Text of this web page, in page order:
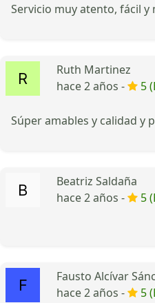
Servicio muy atento, fácil y
Ruth Martinez
hace 2 años -
5
Súper amables y calidad y
Beatriz Saldaña
hace 2 años -
5
Fausto Alcívar
hace 2 años -
5